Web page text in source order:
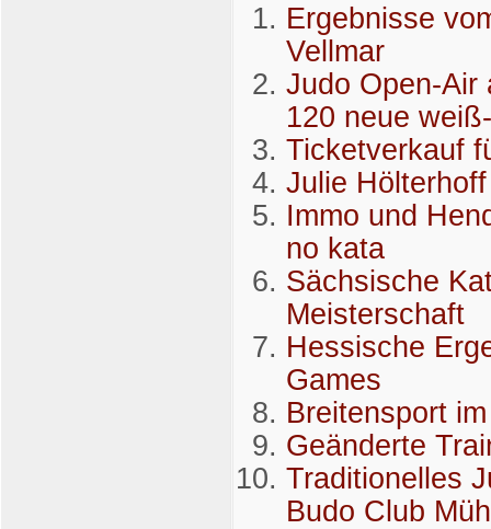
Ergebnisse
Vellmar
Judo Open-Air
120 neue
Ticketverkauf
Julie
Immo und
no kata
Sächsische
Meisterschaft
Hessische
Games
Breitensport
Geänderte
Traditionelles
Budo Club